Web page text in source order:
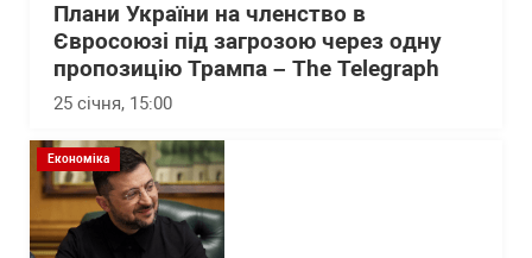
Плани України на членство в
Євросоюзі під загрозою через одну
пропозицію Трампа – The Telegraph
25 січня, 15:00
Економіка